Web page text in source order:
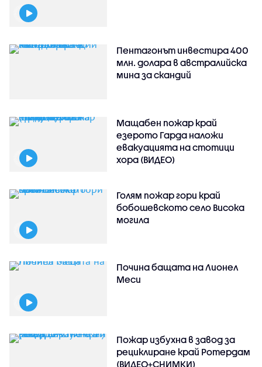
Пентагонът инвестира 400
млн. долара в австралийска
мина за скандий
Мащабен пожар край
езерото Гарда наложи
евакуацията на стотици
хора (ВИДЕО)
Голям пожар гори край
бобошевското село Висока
могила
Почина бащата на Лионел
Меси
Пожар избухна в завод за
рециклиране край Ротердам
(ВИДЕО+СНИМКИ)